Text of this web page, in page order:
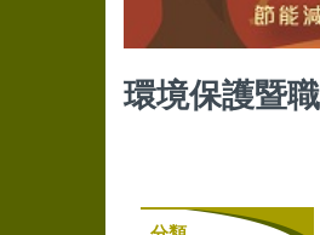
環境保護暨